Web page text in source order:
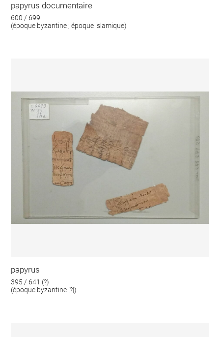
papyrus documentaire
600 / 699
(époque byzantine ; époque islamique)
papyrus
395 / 641 (?)
(époque byzantine [?])